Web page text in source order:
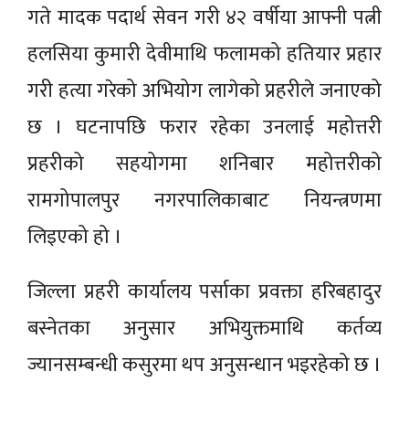
गते मादक पदार्थ सेवन गरी ४२ वर्षीया आफ्नी पत्नी
हलसिया कुमारी देवीमाथि फलामको हतियार प्रहार
गरी हत्या गरेको अभियोग लागेको प्रहरीले जनाएको
छ । घटनापछि फरार रहेका उनलाई महोत्तरी
प्रहरीको सहयोगमा शनिबार महोत्तरीको
रामगोपालपुर नगरपालिकाबाट नियन्त्रणमा
लिइएको हो ।
जिल्ला प्रहरी कार्यालय पर्साका प्रवक्ता हरिबहादुर
बस्नेतका अनुसार अभियुक्तमाथि कर्तव्य
ज्यानसम्बन्धी कसुरमा थप अनुसन्धान भइरहेको छ ।